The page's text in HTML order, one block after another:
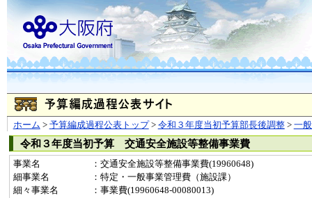
ホーム > 予算編成過程公表トップ> 令和３年度当初予算部長後調整> 一
令和３年度当初予算 交通安全施設等整備事業費
事業名
：交通安全施設等整備事業費(19960648)
細事業名
：特定・一般事業管理費（施設課）
細々事業名
：事業費(19960648-00080013)